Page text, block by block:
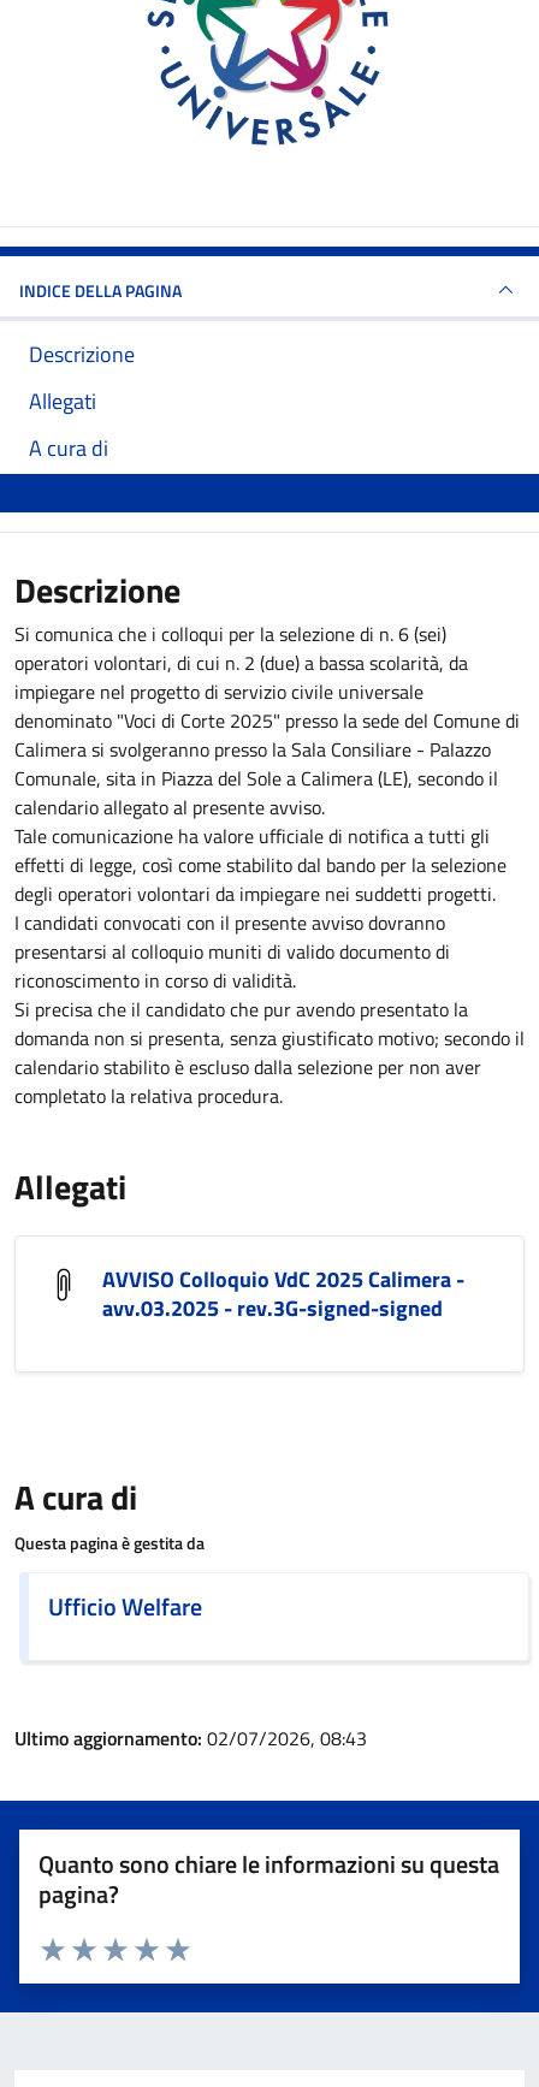
INDICE DELLA PAGINA
Descrizione
Allegati
A cura di
Descrizione
Si comunica che i colloqui per la selezione di n. 6 (sei)
operatori volontari, di cui n. 2 (due) a bassa scolarità, da
impiegare nel progetto di servizio civile universale
denominato "Voci di Corte 2025" presso la sede del Comune di
Calimera si svolgeranno presso la Sala Consiliare - Palazzo
Comunale, sita in Piazza del Sole a Calimera (LE), secondo il
calendario allegato al presente avviso.
Tale comunicazione ha valore ufficiale di notifica a tutti gli
effetti di legge, così come stabilito dal bando per la selezione
degli operatori volontari da impiegare nei suddetti progetti.
I candidati convocati con il presente avviso dovranno
presentarsi al colloquio muniti di valido documento di
riconoscimento in corso di validità.
Si precisa che il candidato che pur avendo presentato la
domanda non si presenta, senza giustificato motivo; secondo il
calendario stabilito è escluso dalla selezione per non aver
completato la relativa procedura.
Allegati
AVVISO Colloquio VdC 2025 Calimera -
avv.03.2025 - rev.3G-signed-signed
A cura di
Questa pagina è gestita da
Ufficio Welfare
Ultimo aggiornamento: 02/07/2026, 08:43
Quanto sono chiare le informazioni su questa
pagina?
Valuta 5 stelle su 5
Valuta 4 stelle su 5
Valuta 3 stelle su 5
Valuta 2 stelle su 5
Valuta 1 stelle su 5